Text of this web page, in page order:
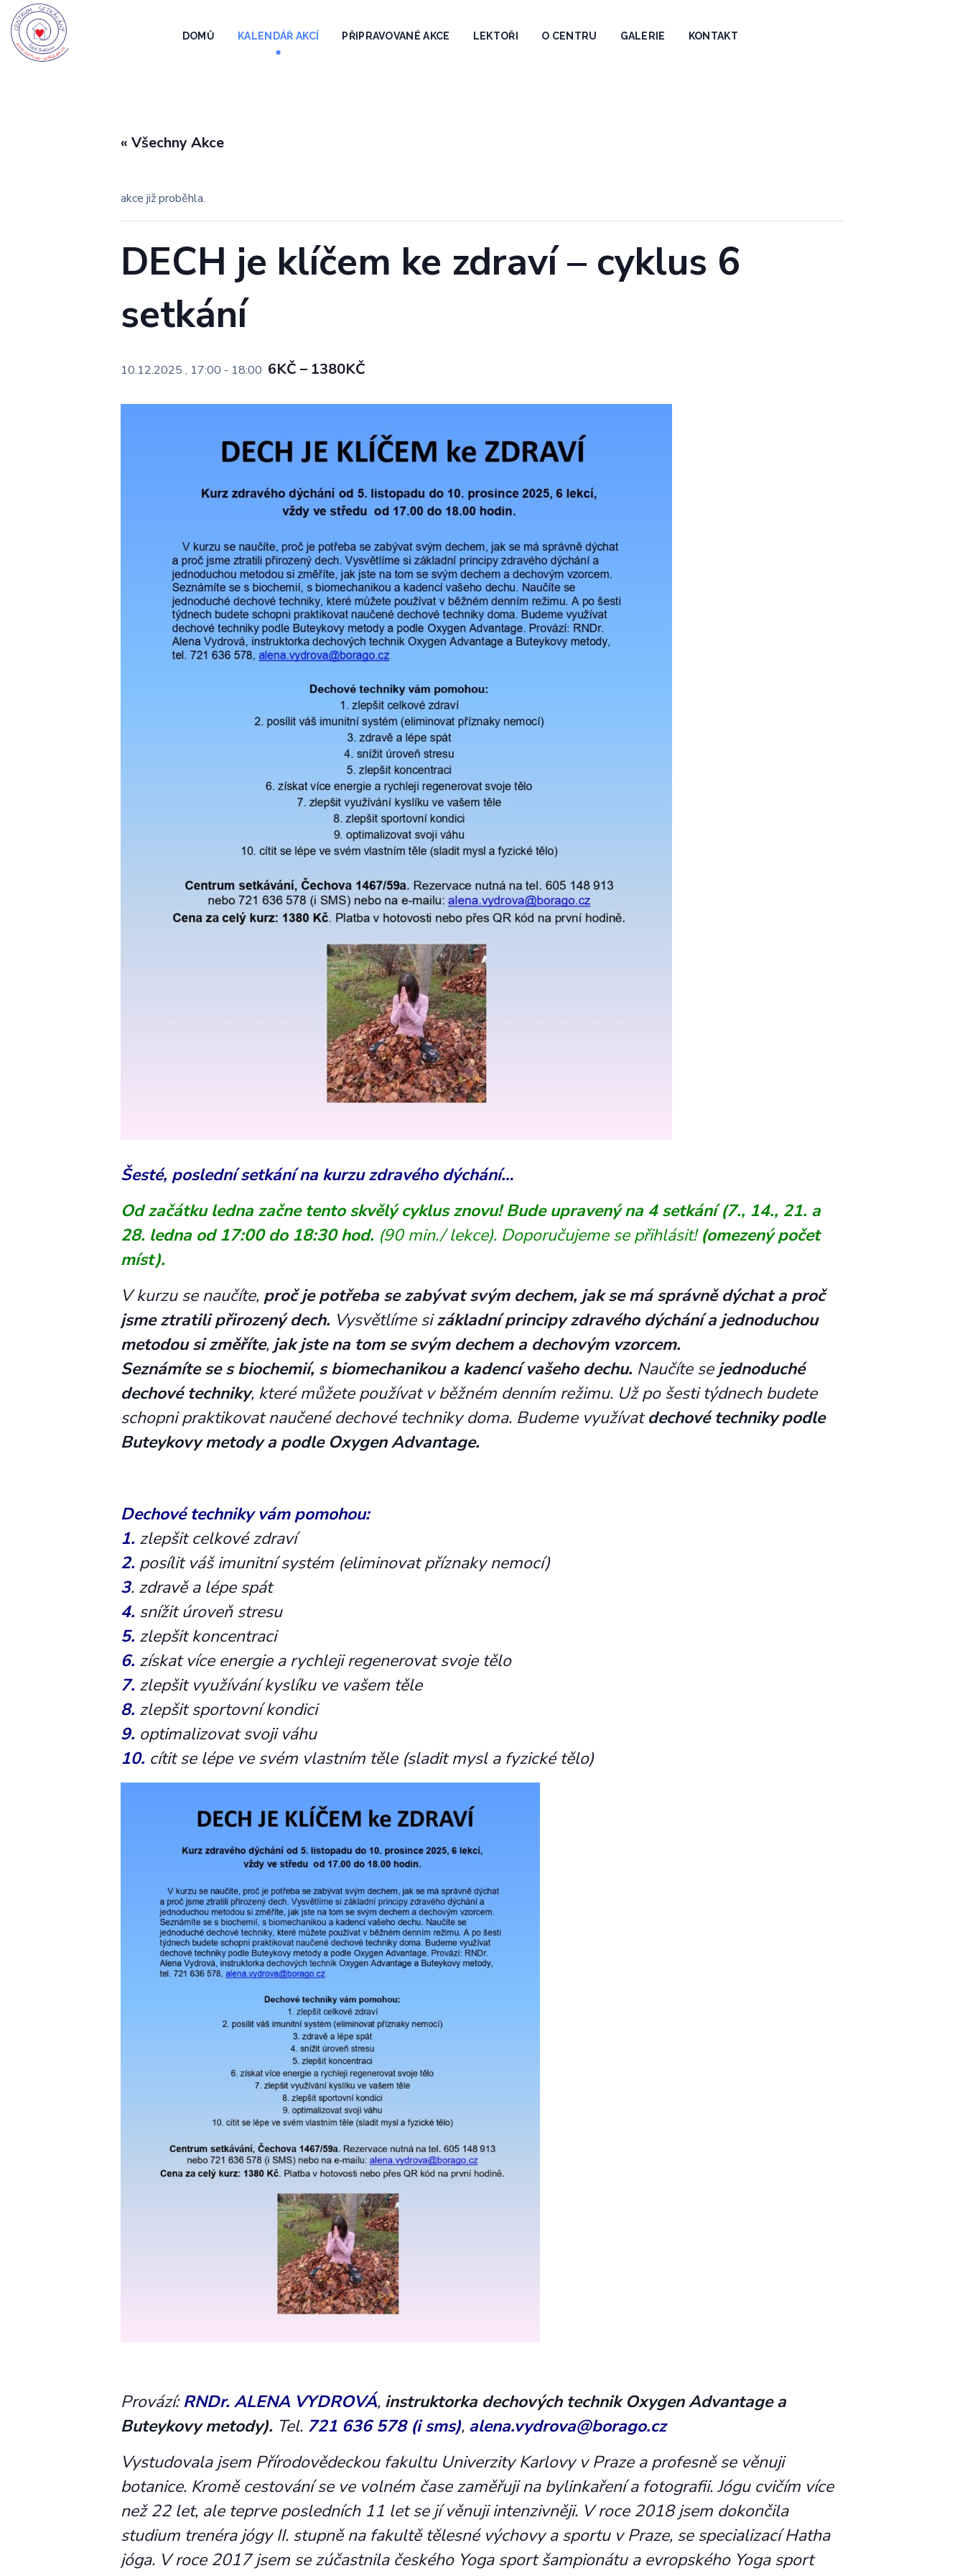
DOMŮ KALENDÁŘ AKCÍ PŘIPRAVOVANÉ AKCE LEKTOŘI O CENTRU GALERIE KONTAKT
« Všechny Akce
akce již proběhla.
DECH je klíčem ke zdraví – cyklus 6
setkání
10.12.2025 , 17:00 - 18:00 6KČ – 1380KČ
Šesté, poslední setkání na kurzu zdravého dýchání…
Od začátku ledna začne tento skvělý cyklus znovu! Bude upravený na 4 setkání (7., 14., 21. a
28. ledna od 17:00 do 18:30 hod. (90 min./ lekce). Doporučujeme se přihlásit!(omezený počet
míst).
V kurzu se naučíte, proč je potřeba se zabývat svým dechem, jak se má správně dýchata proč
jsme ztratili přirozený dech. Vysvětlíme sizákladní principy zdravého dýchání a jednoduchou
metodou si změříte, jak jste na tom se svým dechem a dechovým vzorcem.
Seznámíte se s biochemií, s biomechanikou a kadencí vašeho dechu. Naučíte sejednoduché
dechové techniky, které můžete používat v běžném denním režimu. Už po šesti týdnech budete
schopni praktikovat naučené dechové techniky doma. Budeme využívatdechové technikypodle
Buteykovy metody a podle Oxygen Advantage.
Dechové techniky vám pomohou:
1. zlepšit celkové zdraví
2. posílit váš imunitní systém (eliminovat příznaky nemocí)
3. zdravě a lépe spát
4. snížit úroveň stresu
5. zlepšit koncentraci
6. získat více energie a rychleji regenerovat svoje tělo
7. zlepšit využívání kyslíku ve vašem těle
8. zlepšit sportovní kondici
9. optimalizovat svoji váhu
10. cítit se lépe ve svém vlastním těle (sladit mysl a fyzické tělo)
Provází:RNDr. ALENA VYDROVÁ, instruktorka dechových technik Oxygen Advantage a
Buteykovymetody). Tel. 721 636 578 (i sms), alena.vydrova@borago.cz
Vystudovala jsem Přírodovědeckou fakultu Univerzity Karlovy v Praze a profesně se věnuji
botanice. Kromě cestování se ve volném čase zaměřuji na bylinkaření a fotografii. Jógu cvičím více
než 22 let, ale teprve posledních 11 let se jí věnuji intenzivněji. V roce 2018 jsem dokončila
studium trenéra jógy II. stupně na fakultě tělesné výchovy a sportu v Praze, se specializací Hatha
jóga. V roce 2017 jsem se zúčastnila českého Yoga sport šampionátu a evropského Yoga sport